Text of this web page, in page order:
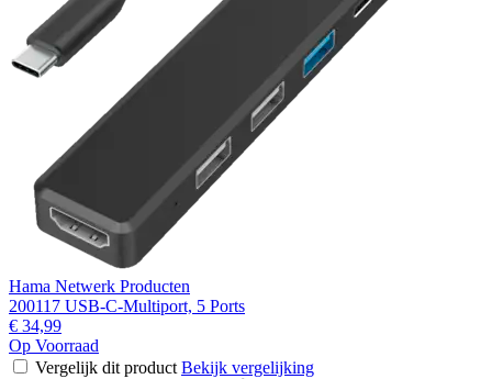
Hama Netwerk Producten
200117 USB-C-Multiport, 5 Ports
€ 34,99
Op Voorraad
Vergelijk dit product Bekijk vergelijking